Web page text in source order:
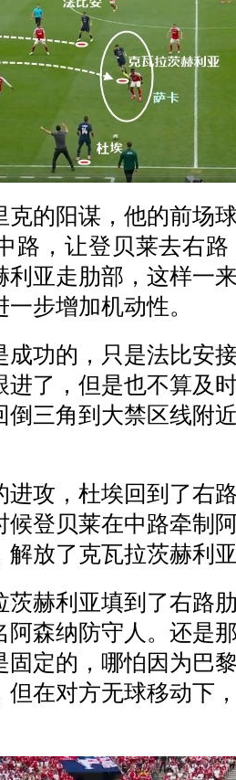
克的阳谋，他的前场
路，让登贝莱去右
利亚走肋部，这样一
步增加机动性。
成功的，只是法比安
进了，但是也不算及
倒三角到大禁区线附
进攻，杜埃回到了右
候登贝莱在中路牵制
解放了克瓦拉茨赫利
茨赫利亚填到了右路
阿森纳防守人。还是
固定的，哪怕因为巴
但在对方无球移动下